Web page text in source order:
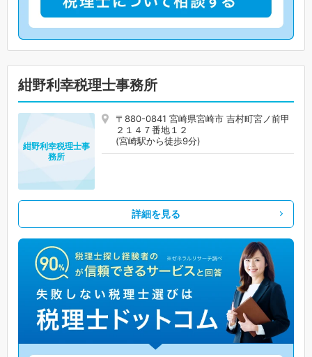
紺野利幸税理士事務所
〒880-0841 宮崎県宮崎市 吉村町宮ノ前甲
２１４７番地１２
(宮崎駅から徒歩9分)
紺野利幸税理士事
務所
詳細を見る